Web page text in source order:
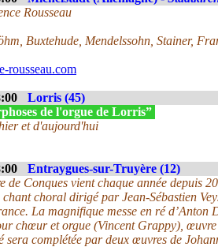
Rousseau
Buxtehude, Mendelssohn, Stainer,
rousseau.com
Lorris (45)
de l'orgue de Lorris”
et d'aujourd'hui
Entraygues-sur-Truyère (12)
de Conques vient chaque année depuis
choral dirigé par Jean-Sébastien
La magnifique messe en ré d’Anton
chœur et orgue (Vincent Grappy), œuvre
sera complétée par deux œuvres de